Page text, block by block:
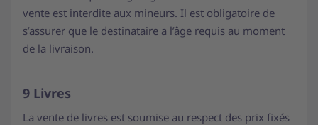
vente est interdite aux mineurs. Il est obligatoire de
s’assurer que le destinataire a l’âge requis au moment
de la livraison.
9 Livres
La vente de livres est soumise au respect des prix fixés